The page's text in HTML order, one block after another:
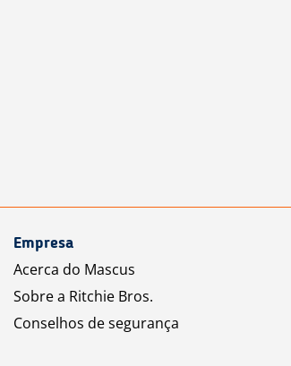
Empresa
Acerca do Mascus
Sobre a Ritchie Bros.
Conselhos de segurança